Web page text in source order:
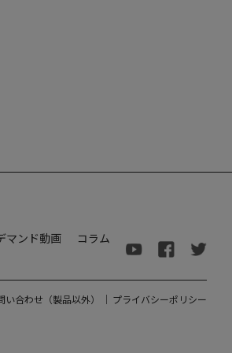
マンド動画 コラム
い合わせ（製品以外） ｜ プライバシーポリシー